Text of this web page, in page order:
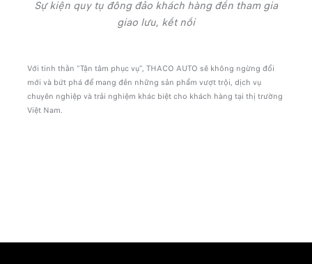
Sự kiện quy tụ đông đảo khách hàng đến tham gia
giao lưu, kết nối
Với tinh thần “Tận tâm phục vụ”, THACO AUTO sẽ không ngừng đổi
mới và bứt phá để mang đến những sản phẩm vượt trội, dịch vụ
chuyên nghiệp và trải nghiệm khác biệt cho khách hàng tại thị trường
Việt Nam.